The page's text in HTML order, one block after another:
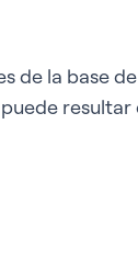
de la base